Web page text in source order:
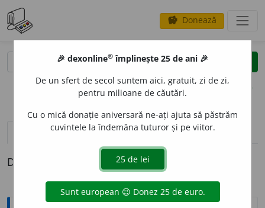
savings Donează
clear
opțiuni
definiții (1) pronunțievolume_up (50)
Definiția cu ID-ul 987851:
🎉 dexonline® împlinește 25 de ani 🎉
De un sfert de secol suntem aici, gratuit, zi de zi,
pentru milioane de căutări.
Cu o mică donație aniversară ne-ați ajuta să păstrăm
cuvintele la îndemâna tuturor și pe viitor.